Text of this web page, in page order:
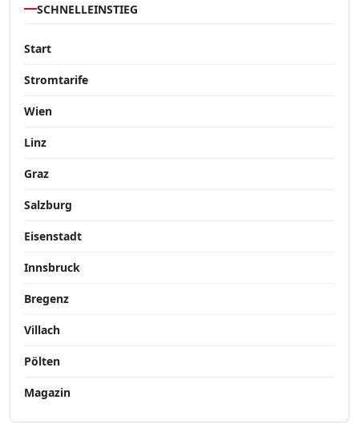
SCHNELLEINSTIEG
Start
Stromtarife
Wien
Linz
Graz
Salzburg
Eisenstadt
Innsbruck
Bregenz
Villach
Pölten
Magazin